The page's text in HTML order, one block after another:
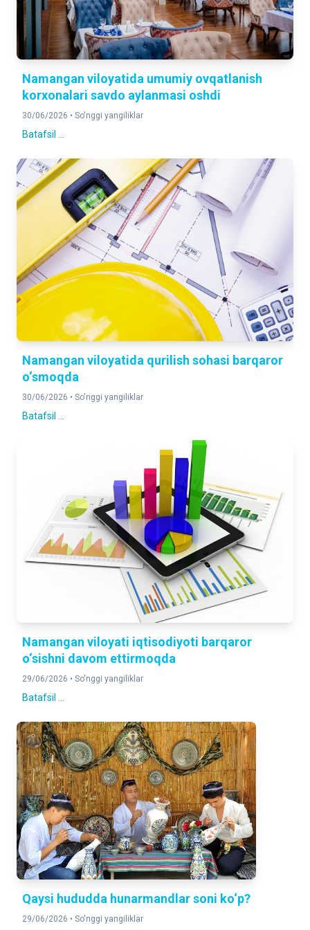
Namangan viloyatida umumiy ovqatlanish
korxonalari savdo aylanmasi oshdi
30/06/2026 • So'nggi yangiliklar
Batafsil ...
Namangan viloyatida qurilish sohasi barqaror
o‘smoqda
30/06/2026 • So'nggi yangiliklar
Batafsil ...
Namangan viloyati iqtisodiyoti barqaror
o‘sishni davom ettirmoqda
29/06/2026 • So'nggi yangiliklar
Batafsil ...
Qaysi hududda hunarmandlar soni ko‘p?
29/06/2026 • So'nggi yangiliklar